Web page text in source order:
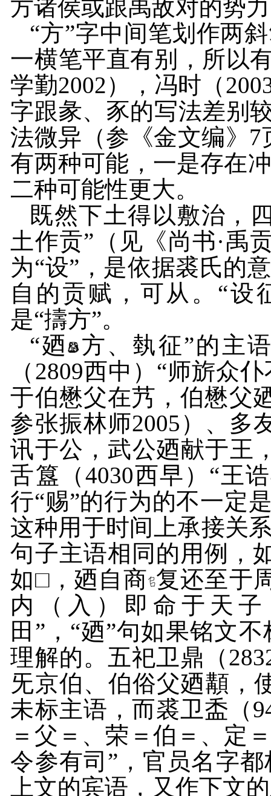
方诸侯或跟禹敌对的势
“方”字中间笔划作两
一横笔平直有别，所以
学勤2002），冯时（
字跟彖、豕的写法差别
法微异（参《金文编》 7
有两种可能，一是存在
二种可能性更大。
既然下土得以敷治，
土作贡”（见《尚书·禹
为“设”，是依据裘氏的
自的贡赋，可从。“设
是“擣方”。
“廼 方、埶征”的主
（ 2809西中）“师旂众
于伯懋父在艿，伯懋父
参张振林师2005 ）、多
讯于公，武公廼献于
舌簋（4030西早）“王
行“赐”的行为的不一定
这种用于时间上承接关
句子主语相同的用例，
如□，廼自商 复还至于
内（入）即命于天
田”，“廼”句如果铭文
理解的。五祀卫鼎（
旡京伯、伯俗父廼顜，
未标主语，而裘卫盉（
＝父＝、荣＝伯＝、定
令参有司”，官员名字
上文的宾语，又作下文